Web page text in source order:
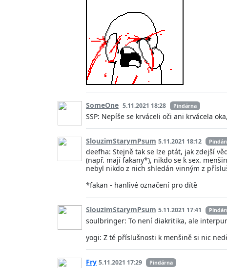
SomeOne 5.11.2021 18:28 Pindárna
SSP: Nepíše se krváceli oči ani krvácela
SlouzimStarymPsum 5.11.2021 18:12
deefha: Stejně tak se lze ptát, jak zdejší
(např. mají fakany*), nikdo se k sex.
nebyl nikdo z nich shledán vinným z
*fakan - hanlivé označení pro dítě
SlouzimStarymPsum 5.11.2021 17:41
soulbringer: To není diakritika, ale
yogi: Z té příslušnosti k menšině si nic
Fry 5.11.2021 17:29 Pindárna